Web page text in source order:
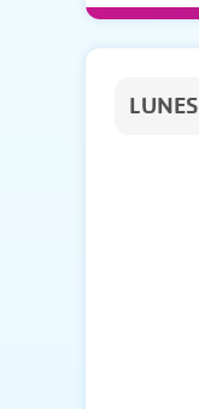
LUNES